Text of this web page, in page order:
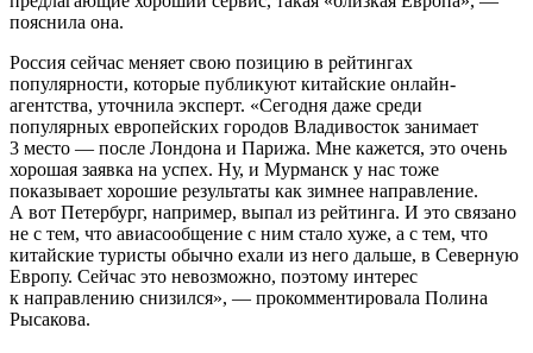
пояснила она.
Россия сейчас меняет свою позицию в рейтингах
популярности, которые публикуют китайские онлайн-
агентства, уточнила эксперт. «Сегодня даже среди
популярных европейских городов Владивосток занимает
3 место — после Лондона и Парижа. Мне кажется, это очень
хорошая заявка на успех. Ну, и Мурманск у нас тоже
показывает хорошие результаты как зимнее направление.
А вот Петербург, например, выпал из рейтинга. И это связано
не с тем, что авиасообщение с ним стало хуже, а с тем, что
китайские туристы обычно ехали из него дальше, в Северную
Европу. Сейчас это невозможно, поэтому интерес
к направлению снизился», — прокомментировала Полина
Рысакова.